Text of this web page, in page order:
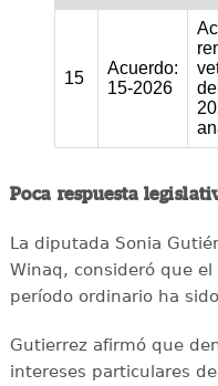
15
Acuerdo:
15-2026
Poca respuesta
La diputada Sonia
Winaq, consideró que
período ordinario ha
Gutierrez afirmó que
intereses particulares